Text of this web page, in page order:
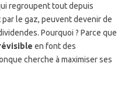
regroupent tout depuis
par le gaz, peuvent devenir de
Pourquoi ? Parce que
en font des
cherche à maximiser ses